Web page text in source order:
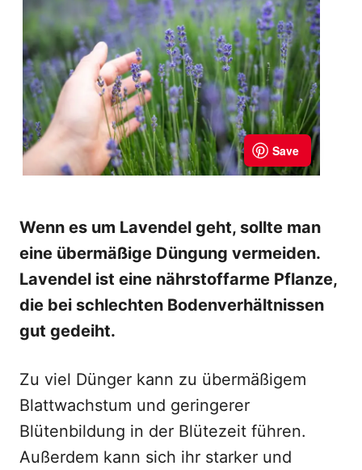
Wenn es um Lavendel geht, sollte man
eine übermäßige Düngung vermeiden.
Lavendel ist eine nährstoffarme Pflanze,
die bei schlechten Bodenverhältnissen
gut gedeiht.
Zu viel Dünger kann zu übermäßigem
Blattwachstum und geringerer
Blütenbildung in der Blütezeit führen.
Außerdem kann sich ihr starker und